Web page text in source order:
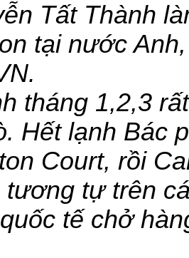
Tất Thành
tại nước
tháng 1,2,3
Hết lạnh Bác
Court, rồi
tương tự trên
tế chở